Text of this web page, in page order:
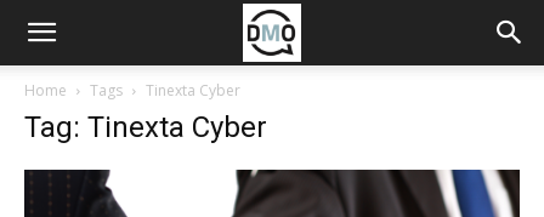
Home Tags Tinexta Cyber
Tag: Tinexta Cyber